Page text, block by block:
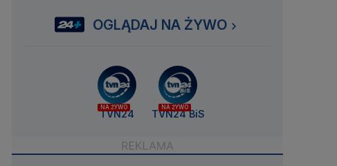
OGLĄDAJ NA ŻYWO
NA ŻYWO
TVN24
NA ŻYWO
TVN24 BiS